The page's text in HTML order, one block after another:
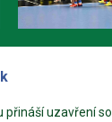
přináší uzavření